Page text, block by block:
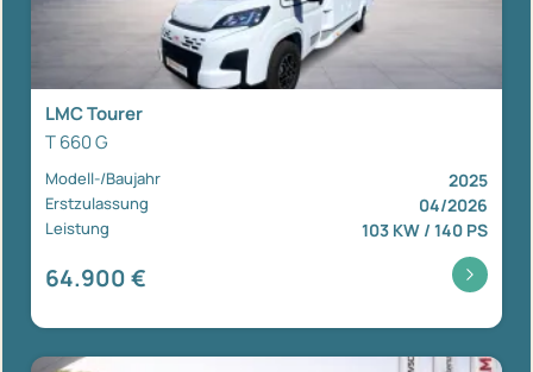
LMC Tourer
T 660 G
Modell-/Baujahr 2025
Erstzulassung 04/2026
Leistung 103 KW / 140 PS
64.900 €